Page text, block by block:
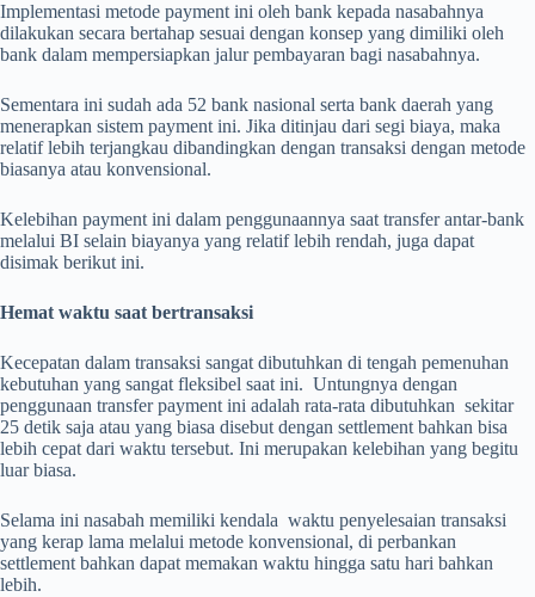
Implementasi metode payment ini oleh bank kepada nasabahnya
dilakukan secara bertahap sesuai dengan konsep yang dimiliki oleh
bank dalam mempersiapkan jalur pembayaran bagi nasabahnya.
Sementara ini sudah ada 52 bank nasional serta bank daerah yang
menerapkan sistem payment ini. Jika ditinjau dari segi biaya, maka
relatif lebih terjangkau dibandingkan dengan transaksi dengan metode
biasanya atau konvensional.
Kelebihan payment ini dalam penggunaannya saat transfer antar-bank
melalui BI selain biayanya yang relatif lebih rendah, juga dapat
disimak berikut ini.
Hemat waktu saat bertransaksi
Kecepatan dalam transaksi sangat dibutuhkan di tengah pemenuhan
kebutuhan yang sangat fleksibel saat ini. Untungnya dengan
penggunaan transfer payment ini adalah rata-rata dibutuhkan sekitar
25 detik saja atau yang biasa disebut dengan settlement bahkan bisa
lebih cepat dari waktu tersebut. Ini merupakan kelebihan yang begitu
luar biasa.
Selama ini nasabah memiliki kendala waktu penyelesaian transaksi
yang kerap lama melalui metode konvensional, di perbankan
settlement bahkan dapat memakan waktu hingga satu hari bahkan
lebih.